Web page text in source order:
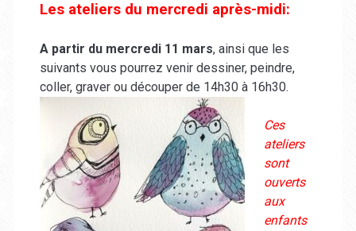
Les ateliers du mercredi après-midi:
A partir du mercredi 11 mars, ainsi que les
suivants vous pourrez venir dessiner, peindre,
coller, graver ou découper de 14h30 à 16h30.
Ces
ateliers
sont
ouverts
aux
enfants